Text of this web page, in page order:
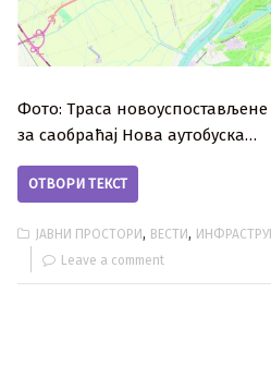
Фото: Траса новоуспостављене
за саобраћај Нова аутобуска…
ОТВОРИ ТЕКСТ
ЈАВНИ ПРОСТОРИ, ВЕСТИ,
Leave a comment